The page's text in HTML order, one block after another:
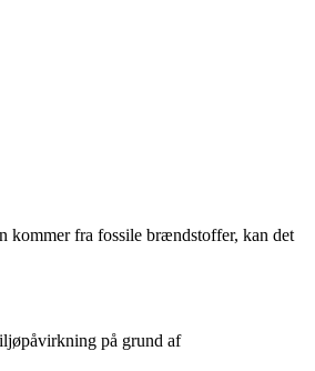
kommer fra fossile brændstoffer, kan det
på grund af